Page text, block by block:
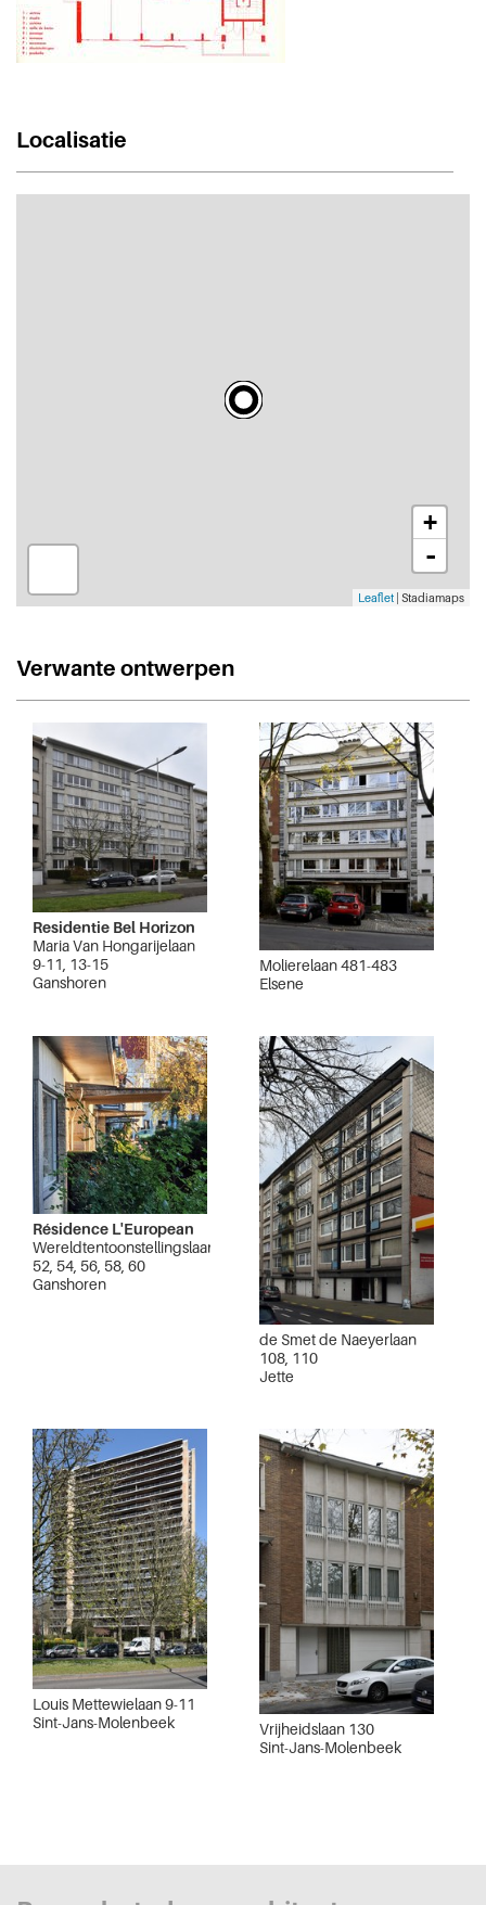
Localisatie
+
-
Leaflet | Stadiamaps
Verwante ontwerpen
Residentie Bel Horizon
Maria Van Hongarijelaan
9-11, 13-15
Ganshoren
Molierelaan 481-483
Elsene
Résidence L'European
Wereldtentoonstellingslaan
52, 54, 56, 58, 60
Ganshoren
de Smet de Naeyerlaan
108, 110
Jette
Louis Mettewielaan 9-11
Sint-Jans-Molenbeek
Vrijheidslaan 130
Sint-Jans-Molenbeek